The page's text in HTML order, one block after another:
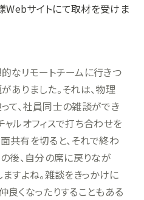
Webサイトにて取材を受けま
なリモートチームに行きつ
ありました。それは、物理
て、社員同士の雑談ができ
ャルオフィスで打ち合わせを
共有を切ると、それで終わ
の後、自分の席に戻りなが
ますよね。雑談をきっかけに
良くなったりすることもある